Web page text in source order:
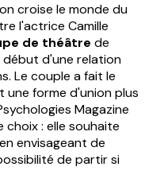
croise le monde du
l'actrice Camille
de théâtre de
d'une relation
Le couple a fait le
une forme d'union plus
Magazine
choix : elle souhaite
envisageant de
de partir si